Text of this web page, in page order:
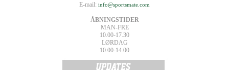
E-mail: info@sportsmate.com
ÅBNINGSTIDER
MAN-FRE
10.00-17.30
LØRDAG
10.00-14.00